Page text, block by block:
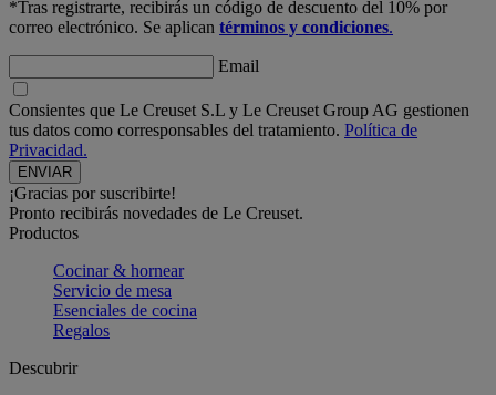
*Tras registrarte, recibirás un código de descuento del 10% por
correo electrónico. Se aplican términos y condiciones.
Email
Consientes que Le Creuset S.L y Le Creuset Group AG gestionen
tus datos como corresponsables del tratamiento. Política de
Privacidad.
¡Gracias por suscribirte!
Pronto recibirás novedades de Le Creuset.
Productos
Cocinar & hornear
Servicio de mesa
Esenciales de cocina
Regalos
Descubrir